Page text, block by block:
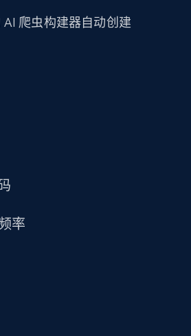
爬虫构建器自动创建
率